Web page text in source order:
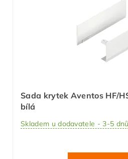
Sada krytek Aventos HF/
bílá
Skladem u dodavatele - 3-5 dnů